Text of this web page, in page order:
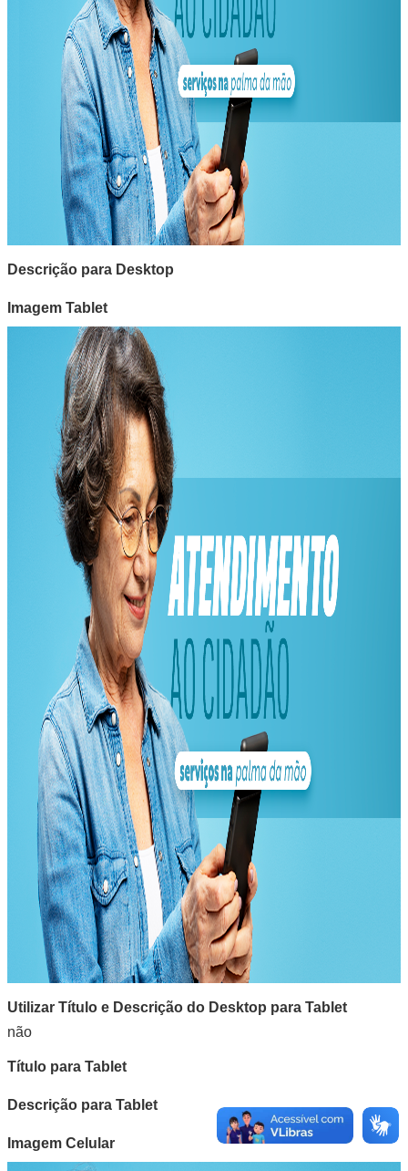
Descrição para Desktop
Imagem Tablet
Utilizar Título e Descrição do Desktop para Tablet
não
Título para Tablet
Descrição para Tablet
Imagem Celular